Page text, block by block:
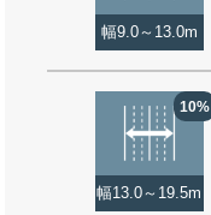
幅9.0～13.0m
10%
幅13.0～19.5m